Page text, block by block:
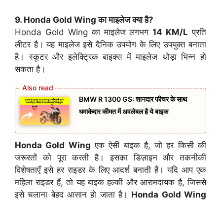
9. Honda Gold Wing का माइलेज क्या है?
Honda Gold Wing का माइलेज लगभग14 KM/L प्रति
लीटर है। यह माइलेज इसे दैनिक उपयोग के लिए उपयुक्त बनाता
है। स्कूटर और इलेक्ट्रिक बाइक्स में माइलेज थोड़ा भिन्न हो
सकता है।
BMW R 1300 GS: शानदार फीचर के साथ
धमाकेदार कीमत में अवलेबल है ये बाइक
Honda Gold Wing एक ऐसी बाइक है, जो हर किसी की
जरूरतों को पूरा करती है। इसका डिज़ाइन और तकनीकी
विशेषताएँ इसे हर राइडर के लिए आदर्श बनाती हैं। यदि आप एक
महिला राइडर हैं, तो यह बाइक हल्की और आरामदायक है, जिससे
इसे चलाना बेहद आसान हो जाता है। Honda Gold Wing